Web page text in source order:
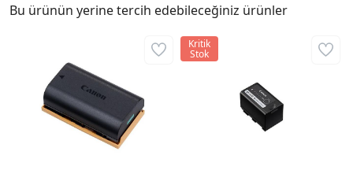
Bu ürünün yerine tercih edebileceğiniz ürünler
Kritik
Stok